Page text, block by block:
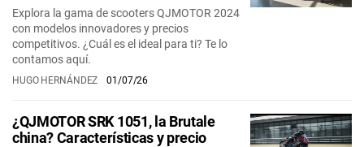
Explora la gama de scooters QJMOTOR 2024
con modelos innovadores y precios
competitivos. ¿Cuál es el ideal para ti? Te lo
contamos aquí.
HUGO HERNÁNDEZ 01/07/26
¿QJMOTOR SRK 1051, la Brutale
china? Características y precio